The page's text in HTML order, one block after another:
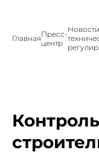
ГлавнаяПресс-
центр
Новости